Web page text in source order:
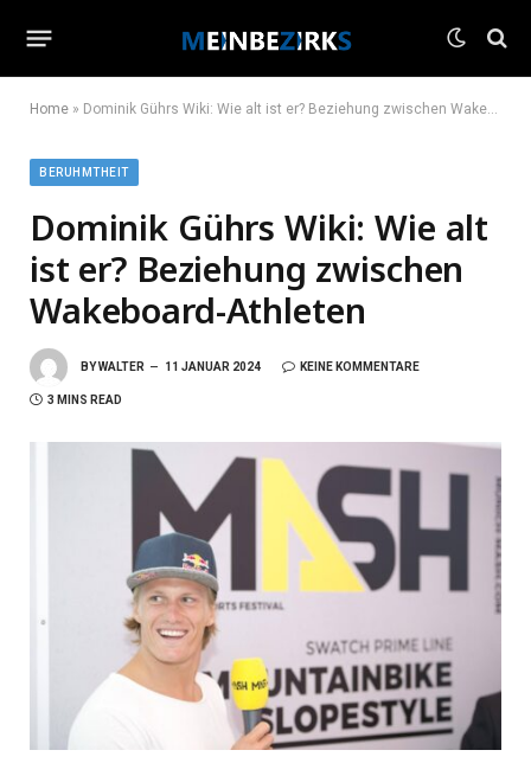
Home » Dominik Gührs Wiki: Wie alt ist er? Beziehung zwischen Wakeboard-Athleten
BERUHMTHEIT
Dominik Gührs Wiki: Wie alt
ist er? Beziehung zwischen
Wakeboard-Athleten
BYWALTER 11 JANUAR 2024 KEINE KOMMENTARE
3 MINS READ